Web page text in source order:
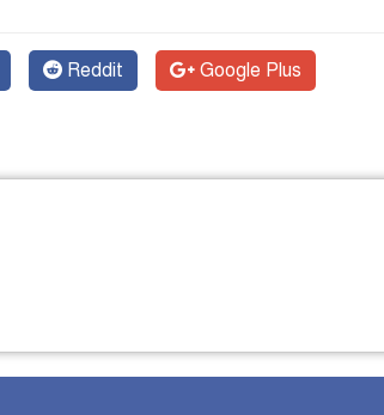
Reddit Google Plus